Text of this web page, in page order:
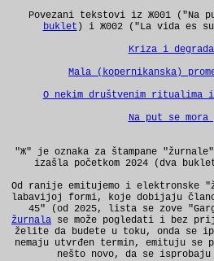
Povezani tekstovi iz Ж001 ("Na
buklet ) i Ж002 ("La vida es
Kriza i
Mala (kopernikanska)
O nekim društvenim ritualima
Na put se mora
"Ж" je oznaka za štampane
izašla početkom 2024 (dva
Od ranije emitujemo i elektronske
labavijoj formi, koje dobijaju
45" (od 2025, lista se zove
žurnala se može pogledati i bez
želite da budete u toku, onda se
nemaju utvrđen termin, emituju se
nešto novo, da se